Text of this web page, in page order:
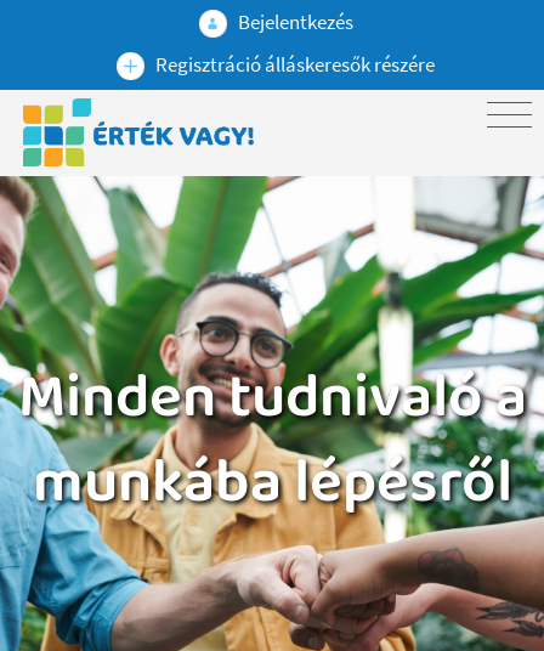
Bejelentkezés
Regisztráció álláskeresők részére
Minden tudnivaló a
munkába lépésről